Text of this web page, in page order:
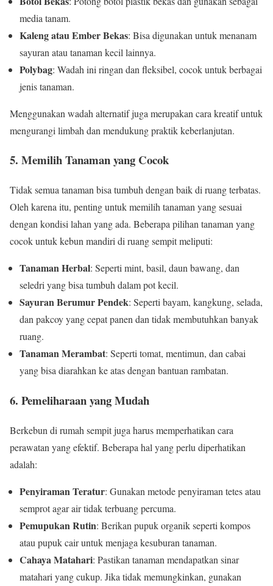
media tanam.
Kaleng atau Ember Bekas: Bisa digunakan untuk menanam
sayuran atau tanaman kecil lainnya.
Polybag: Wadah ini ringan dan fleksibel, cocok untuk berbagai
jenis tanaman.
Menggunakan wadah alternatif juga merupakan cara kreatif untuk
mengurangi limbah dan mendukung praktik keberlanjutan.
5. Memilih Tanaman yang Cocok
Tidak semua tanaman bisa tumbuh dengan baik di ruang terbatas.
Oleh karena itu, penting untuk memilih tanaman yang sesuai
dengan kondisi lahan yang ada. Beberapa pilihan tanaman yang
cocok untuk kebun mandiri di ruang sempit meliputi:
Tanaman Herbal: Seperti mint, basil, daun bawang, dan
seledri yang bisa tumbuh dalam pot kecil.
Sayuran Berumur Pendek: Seperti bayam, kangkung, selada,
dan pakcoy yang cepat panen dan tidak membutuhkan banyak
ruang.
Tanaman Merambat: Seperti tomat, mentimun, dan cabai
yang bisa diarahkan ke atas dengan bantuan rambatan.
6. Pemeliharaan yang Mudah
Berkebun di rumah sempit juga harus memperhatikan cara
perawatan yang efektif. Beberapa hal yang perlu diperhatikan
adalah:
Penyiraman Teratur: Gunakan metode penyiraman tetes atau
semprot agar air tidak terbuang percuma.
Pemupukan Rutin: Berikan pupuk organik seperti kompos
atau pupuk cair untuk menjaga kesuburan tanaman.
Cahaya Matahari: Pastikan tanaman mendapatkan sinar
matahari yang cukup. Jika tidak memungkinkan, gunakan